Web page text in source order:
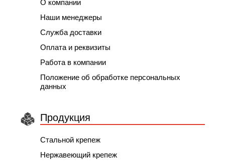
О компании
Наши менеджеры
Служба доставки
Оплата и реквизиты
Работа в компании
Положение об обработке персональных
данных
Продукция
Стальной крепеж
Нержавеющий крепеж